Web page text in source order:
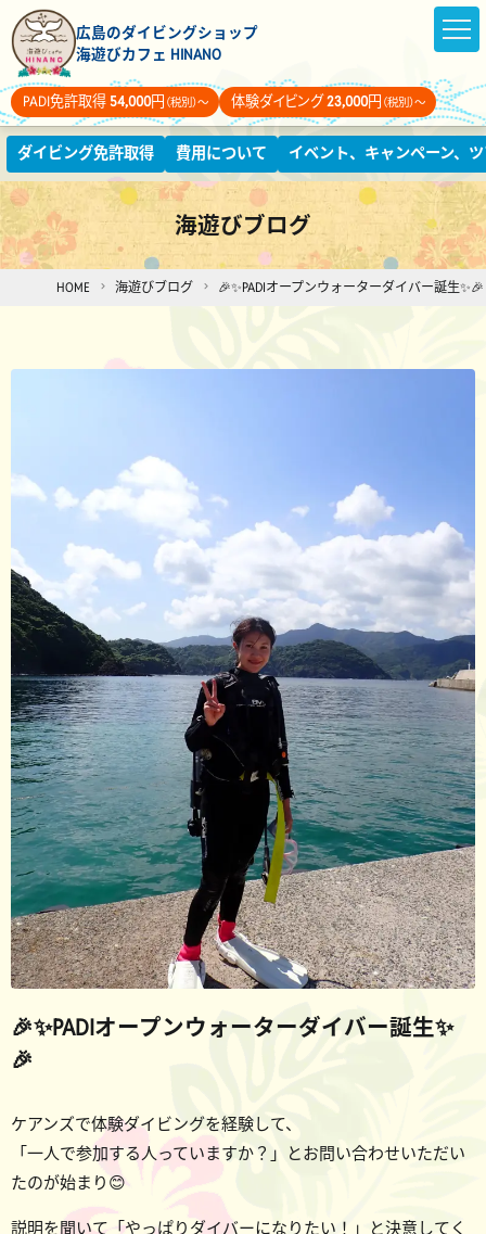
広島のダイビングショップ
海遊びカフェ HINANO
PADI免許取得54,000円 （税別）～ 体験ダイビング23,000円 （税別）～
ダイビング免許取得 費用について イベント、キャンペーン、
海遊びブログ
HOME 海遊びブログ 🎉✨PADIオープンウォーターダイバー誕生✨🎉
🎉✨PADIオープンウォーターダイバー誕生✨
🎉
ケアンズで体験ダイビングを経験して、
「一人で参加する人っていますか？」とお問い合わせいただい
たのが始まり😊
説明を聞いて「やっぱりダイバーになりたい！」と決意してく